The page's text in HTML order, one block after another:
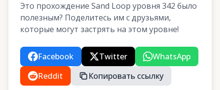
Это прохождение Sand Loop уровня 342 было
полезным? Поделитесь им с друзьями,
которые могут застрять на этом уровне!
Facebook Twitter
WhatsApp
Reddit
Копировать ссылку